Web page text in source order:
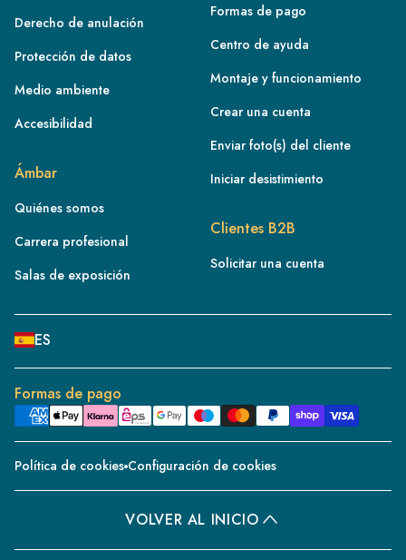
Derecho de anulación
Protección de datos
Medio ambiente
Accesibilidad
Ámbar
Quiénes somos
Carrera profesional
Salas de exposición
Formas de pago
Centro de ayuda
Montaje y funcionamiento
Crear una cuenta
Enviar foto(s) del cliente
Iniciar desistimiento
Clientes B2B
Solicitar una cuenta
ES
IE
IT
NL
ES
DE
CH
DK
CZ
Formas de pago
Política de cookies Configuración de cookies
VOLVER AL INICIO